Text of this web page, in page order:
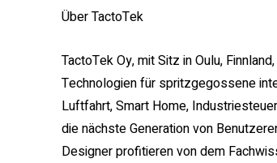
Über TactoTek
TactoTek Oy, mit Sitz in Oulu,
Technologien für spritzgegossene
Luftfahrt, Smart Home,
die nächste Generation von
Designer profitieren von dem